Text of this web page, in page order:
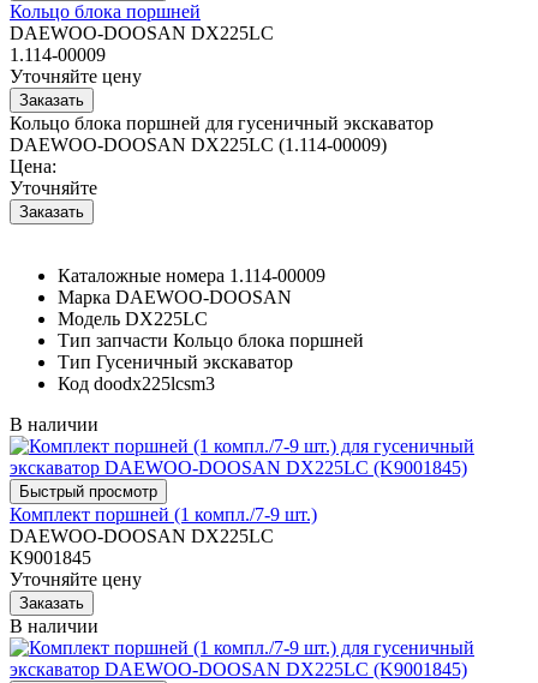
Кольцо блока поршней
DAEWOO-DOOSAN DX225LC
1.114-00009
Уточняйте цену
Кольцо блока поршней для гусеничный экскаватор
DAEWOO-DOOSAN DX225LC (1.114-00009)
Цена:
Уточняйте
Каталожные номера 1.114-00009
Марка DAEWOO-DOOSAN
Модель DX225LC
Тип запчасти Кольцо блока поршней
Тип Гусеничный экскаватор
Код doodx225lcsm3
В наличии
Комплект поршней (1 компл./7-9 шт.)
DAEWOO-DOOSAN DX225LC
K9001845
Уточняйте цену
В наличии